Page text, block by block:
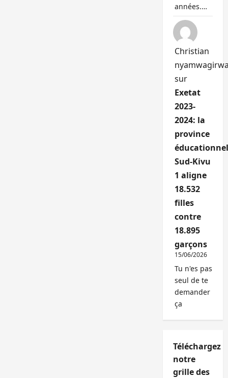
années.…
Christian
sur
Exetat
2023-
2024: la
province
Sud-Kivu
1 aligne
18.532
filles
contre
18.895
garçons
15/06/2026
Tu n'es pas
seul de te
demander
ça
Téléchargez
notre
grille des